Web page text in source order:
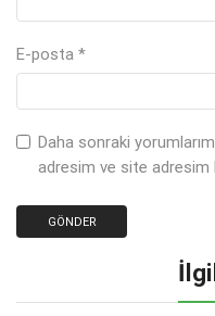
E-posta *
Daha sonraki
adresim ve site adresim